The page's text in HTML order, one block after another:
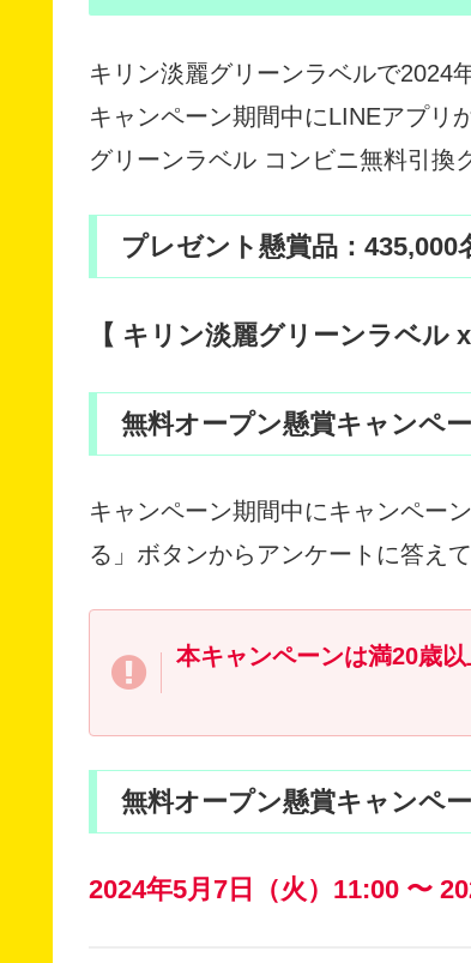
キリン淡麗グリーンラベルで2024
キャンペーン期間中にLINEアプリ
グリーンラベル コンビニ無料引換
プレゼント懸賞品：435,000
【 キリン淡麗グリーンラベル
無料オープン懸賞キャンペ
キャンペーン期間中にキャンペー
る」ボタンからアンケートに答え
本キャンペーンは満20歳
無料オープン懸賞キャンペ
2024年5月7日（火）11:00 〜